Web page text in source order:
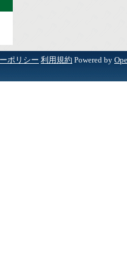
ポリシー 利用規約 Powered by